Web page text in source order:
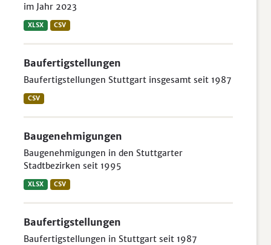
im Jahr 2023
XLSX CSV
Baufertigstellungen
Baufertigstellungen Stuttgart insgesamt seit 1987
CSV
Baugenehmigungen
Baugenehmigungen in den Stuttgarter
Stadtbezirken seit 1995
XLSX CSV
Baufertigstellungen
Baufertigstellungen in Stuttgart seit 1987